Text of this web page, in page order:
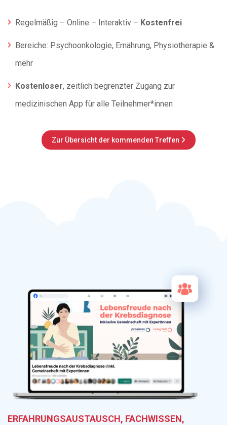
Regelmäßig – Online – Interaktiv – Kostenfrei
Bereiche: Psychoonkologie, Ernährung, Physiotherapie &
mehr
Kostenloser, zeitlich begrenzter Zugang zur
medizinischen App für alle Teilnehmer*innen
Zur Übersicht der kommenden Treffen 
ERFAHRUNGSAUSTAUSCH, FACHWISSEN,